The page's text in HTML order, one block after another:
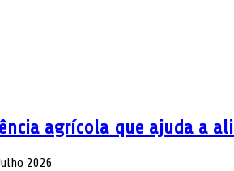
agrícola que ajuda a
2026